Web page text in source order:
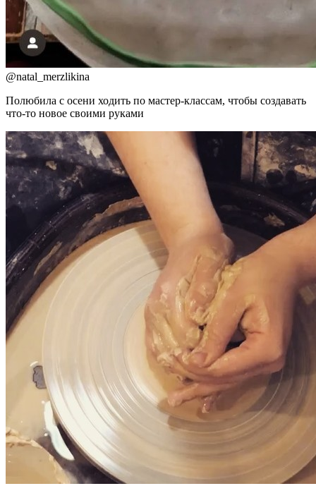
@natal_merzlikina
Полюбила с осени ходить по мастер-классам, чтобы создавать
что-то новое своими руками